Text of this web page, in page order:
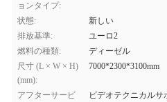
ョンタイプ:
状態:
新しい
排放基準:
ユーロ2
燃料の種類:
ディーゼル
尺寸 (L × W × H)
(mm):
7000*2300*3100mm
アフターサービ
ビデオテクニカル